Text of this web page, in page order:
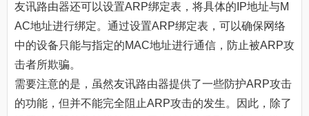
友讯路由器还可以设置ARP绑定表，将具体的IP地址与M
AC地址进行绑定。通过设置ARP绑定表，可以确保网络
中的设备只能与指定的MAC地址进行通信，防止被ARP攻
击者所欺骗。
需要注意的是，虽然友讯路由器提供了一些防护ARP攻击
的功能，但并不能完全阻止ARP攻击的发生。因此，除了